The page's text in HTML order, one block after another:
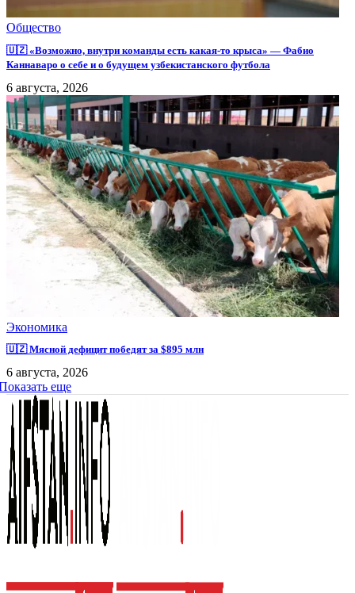
Общество
🇺🇿 «Возможно, внутри команды есть какая-то крыса» — Фабио
Каннаваро о себе и о будущем узбекистанского футбола
6 августа, 2026
Экономика
🇺🇿 Мясной дефицит победят за $895 млн
6 августа, 2026
еще